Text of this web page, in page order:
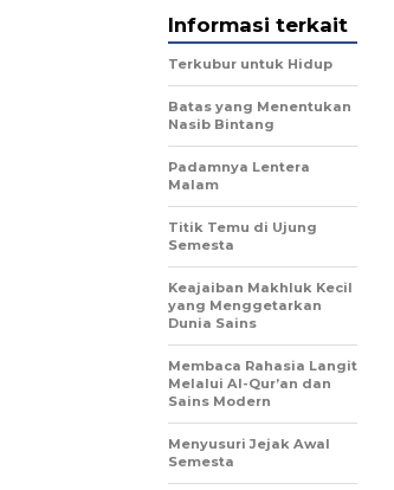
Informasi terkait
Terkubur untuk Hidup
Batas yang Menentukan
Nasib Bintang
Padamnya Lentera
Malam
Titik Temu di Ujung
Semesta
Keajaiban Makhluk Kecil
yang Menggetarkan
Dunia Sains
Membaca Rahasia Langit
Melalui Al-Qur’an dan
Sains Modern
Menyusuri Jejak Awal
Semesta